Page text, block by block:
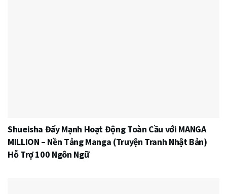
Shueisha Đẩy Mạnh Hoạt Động Toàn Cầu với MANGA
MILLION – Nền Tảng Manga (Truyện Tranh Nhật Bản)
Hỗ Trợ 100 Ngôn Ngữ